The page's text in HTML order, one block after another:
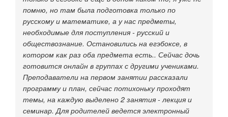
помню, но там была подготовка только по
русскому и математике, а у нас предметы,
необходимые для поступления - русский и
обществознание. Остановились на егэбоксе, в
котором как раз оба предмета есть.. Сейчас дочь
готовится онлайн в группах с другими учениками.
Преподаватели на первом занятии рассказали
программу и план, сейчас потихоньку проходят
темы, на каждую выделено 2 занятия - лекция и
семинар. Для родителей ведется электронный